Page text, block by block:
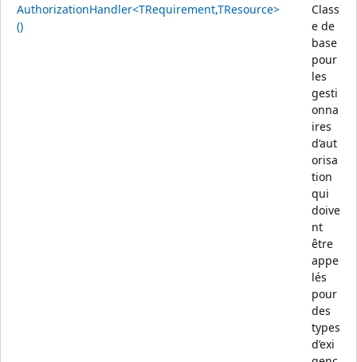
AuthorizationHandler<TRequirement,TResource>
()
Class
e de
base
pour
les
gesti
onna
ires
d’aut
orisa
tion
qui
doive
nt
être
appe
lés
pour
des
types
d’exi